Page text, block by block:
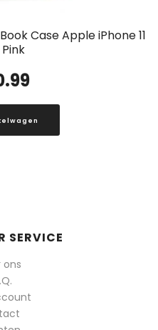
Case Apple iPhone 11
SERVICE
ons